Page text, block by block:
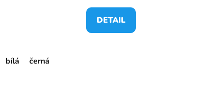
DETAIL
bílá černá